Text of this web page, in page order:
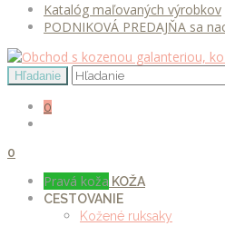
Katalóg maľovaných výrobkov
PODNIKOVÁ PREDAJŇA sa
0
0
Pravá koža KOŽA
CESTOVANIE
Kožené ruksaky